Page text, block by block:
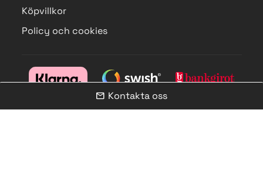
Köpvillkor
Policy och cookies
mail Kontakta oss